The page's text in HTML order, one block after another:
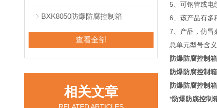
BXK8050防爆防腐控制箱
查看全部
相关文章
5、可钢管或电
6、该产品有多
7、产品，仿冒
总单元型号含义
防爆防腐控制箱
防爆防腐控制箱
防爆防腐控制箱
*防爆防腐控制